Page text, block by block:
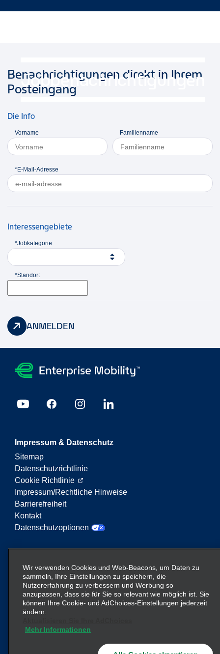
Jobbenachrichtigungen
Benachrichtigungen direkt in Ihrem
Posteingang
Die Info
Vorname Familienname
*E-Mail-Adresse
Interessengebiete
*Jobkategorie
*Standort
ANMELDEN
Impressum & Datenschutz
Sitemap
Datenschutzrichtlinie
Cookie Richtlinie
Impressum/Rechtliche Hinweise
Barrierefreiheit
Kontakt
Datenschutzoptionen
Mobilitätsservices. Der Begriff „Enterprise Mobility“
auf dieser Website verweist auf bestimmte
Unternehmenseinheiten und/oder die Marke
Enterprise Mobility, wobei Informationen zu vielen
Unternehmen übermittelt werden. Diese Verweise
vermitteln oder ersetzen. Weitere Informationen
Wir verwenden Cookies und Web-Beacons, um Daten zu
sammeln, Ihre Einstellungen zu speichern, die
Nutzererfahrung zu verbessern und Werbung so
anzupassen, dass sie für Sie so relevant wie möglich ist. Sie
können Ihre Cookie- und AdChoices-Einstellungen jederzeit
ändern.
Mehr Informationen